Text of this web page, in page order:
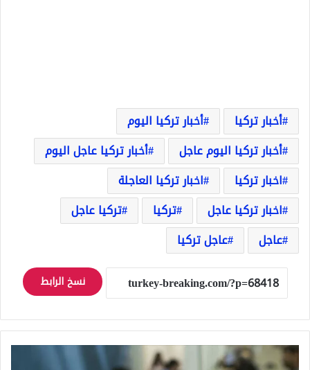
أخبار تركيا
أخبار تركيا اليوم
أخبار تركيا اليوم عاجل
أخبار تركيا عاجل اليوم
اخبار تركيا
اخبار تركيا العاجلة
اخبار تركيا عاجل
تركيا
تركيا عاجل
عاجل
عاجل تركيا
نسخ الرابط
عاجل:
انخفاض